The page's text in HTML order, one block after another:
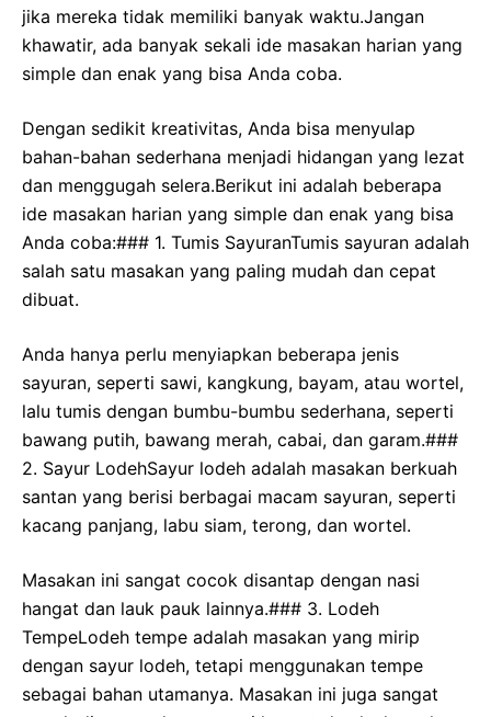
jika mereka tidak memiliki banyak waktu.Jangan
khawatir, ada banyak sekali ide masakan harian yang
simple dan enak yang bisa Anda coba.
Dengan sedikit kreativitas, Anda bisa menyulap
bahan-bahan sederhana menjadi hidangan yang lezat
dan menggugah selera.Berikut ini adalah beberapa
ide masakan harian yang simple dan enak yang bisa
Anda coba:### 1. Tumis SayuranTumis sayuran adalah
salah satu masakan yang paling mudah dan cepat
dibuat.
Anda hanya perlu menyiapkan beberapa jenis
sayuran, seperti sawi, kangkung, bayam, atau wortel,
lalu tumis dengan bumbu-bumbu sederhana, seperti
bawang putih, bawang merah, cabai, dan garam.###
2. Sayur LodehSayur lodeh adalah masakan berkuah
santan yang berisi berbagai macam sayuran, seperti
kacang panjang, labu siam, terong, dan wortel.
Masakan ini sangat cocok disantap dengan nasi
hangat dan lauk pauk lainnya.### 3. Lodeh
TempeLodeh tempe adalah masakan yang mirip
dengan sayur lodeh, tetapi menggunakan tempe
sebagai bahan utamanya. Masakan ini juga sangat